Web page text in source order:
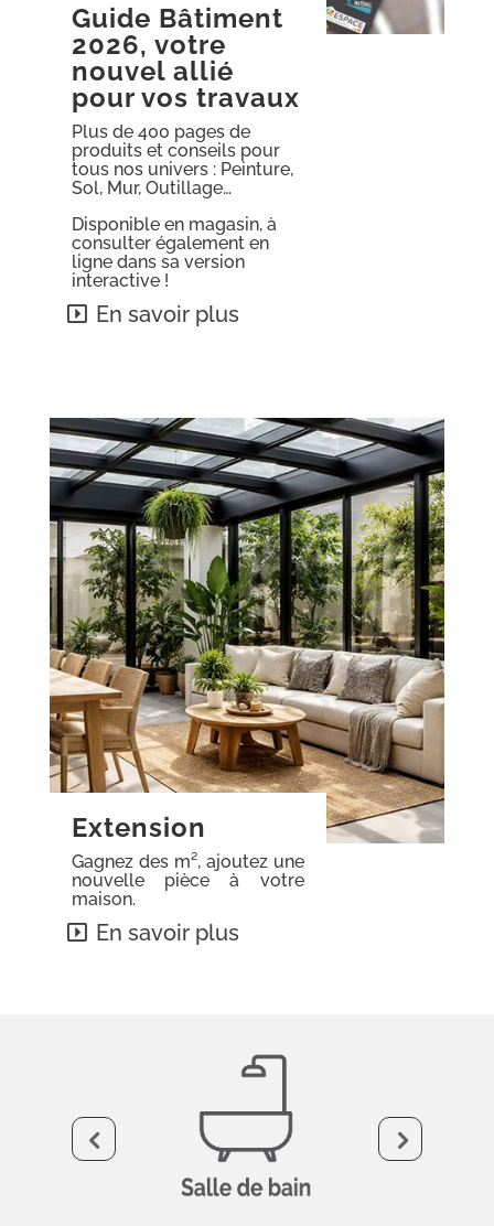
Guide Bâtiment
2026, votre
nouvel allié
pour vos travaux
Plus de 400 pages de
produits et conseils pour
tous nos univers : Peinture,
Sol, Mur, Outillage…
Disponible en magasin, à
consulter également en
ligne dans sa version
interactive !
En savoir plus
Extension
Gagnez des m², ajoutez une
nouvelle pièce à votre
maison.
En savoir plus